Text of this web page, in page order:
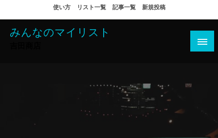
ン
使い方 リスト一覧 記事一覧 新規投稿
みんなのマイリスト